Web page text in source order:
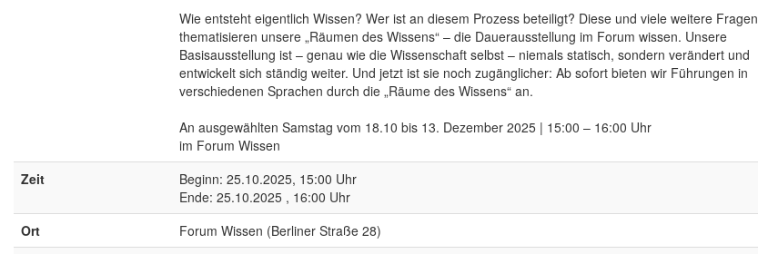
Wie entsteht eigentlich Wissen? Wer ist an diesem Prozess beteiligt? Diese und viele weitere Fragen
thematisieren unsere „Räumen des Wissens“ – die Dauerausstellung im Forum wissen. Unsere
Basisausstellung ist – genau wie die Wissenschaft selbst – niemals statisch, sondern verändert und
entwickelt sich ständig weiter. Und jetzt ist sie noch zugänglicher: Ab sofort bieten wir Führungen in
verschiedenen Sprachen durch die „Räume des Wissens“ an.
An ausgewählten Samstag vom 18.10 bis 13. Dezember 2025 | 15:00 – 16:00 Uhr
im Forum Wissen
Zeit
Beginn: 25.10.2025, 15:00 Uhr
Ende: 25.10.2025 , 16:00 Uhr
Ort
Forum Wissen (Berliner Straße 28)